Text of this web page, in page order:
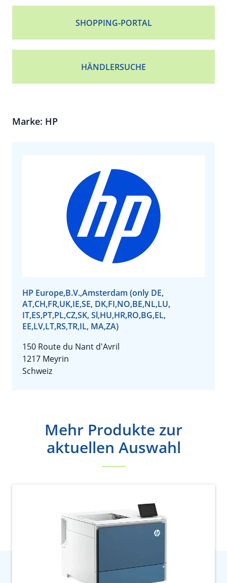
SHOPPING-PORTAL
HÄNDLERSUCHE
Marke: HP
HP Europe,B.V.,Amsterdam (only DE,
AT,CH,FR,UK,IE,SE, DK,FI,NO,BE,NL,LU,
IT,ES,PT,PL,CZ,SK, Sl,HU,HR,RO,BG,EL,
EE,LV,LT,RS,TR,IL, MA,ZA)
150 Route du Nant d'Avril
1217 Meyrin
Schweiz
Mehr Produkte zur
aktuellen Auswahl